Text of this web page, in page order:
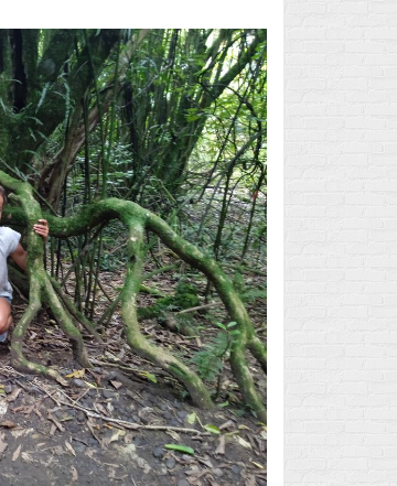
Flux des commentaires
Site de WordPress-FR